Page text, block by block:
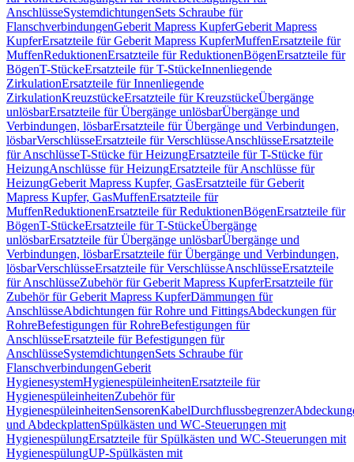
AnschlüsseSystemdichtungenSets Schraube für
FlanschverbindungenGeberit Mapress KupferGeberit Mapress
KupferErsatzteile für Geberit Mapress KupferMuffenErsatzteile für
MuffenReduktionenErsatzteile für ReduktionenBögenErsatzteile für
BögenT-StückeErsatzteile für T-StückeInnenliegende
ZirkulationErsatzteile für Innenliegende
ZirkulationKreuzstückeErsatzteile für KreuzstückeÜbergänge
unlösbarErsatzteile für Übergänge unlösbarÜbergänge und
Verbindungen, lösbarErsatzteile für Übergänge und Verbindungen,
lösbarVerschlüsseErsatzteile für VerschlüsseAnschlüsseErsatzteile
für AnschlüsseT-Stücke für HeizungErsatzteile für T-Stücke für
HeizungAnschlüsse für HeizungErsatzteile für Anschlüsse für
HeizungGeberit Mapress Kupfer, GasErsatzteile für Geberit
Mapress Kupfer, GasMuffenErsatzteile für
MuffenReduktionenErsatzteile für ReduktionenBögenErsatzteile für
BögenT-StückeErsatzteile für T-StückeÜbergänge
unlösbarErsatzteile für Übergänge unlösbarÜbergänge und
Verbindungen, lösbarErsatzteile für Übergänge und Verbindungen,
lösbarVerschlüsseErsatzteile für VerschlüsseAnschlüsseErsatzteile
für AnschlüsseZubehör für Geberit Mapress KupferErsatzteile für
Zubehör für Geberit Mapress KupferDämmungen für
AnschlüsseAbdichtungen für Rohre und FittingsAbdeckungen für
RohreBefestigungen für RohreBefestigungen für
AnschlüsseErsatzteile für Befestigungen für
AnschlüsseSystemdichtungenSets Schraube für
FlanschverbindungenGeberit
HygienesystemHygienespüleinheitenErsatzteile für
HygienespüleinheitenZubehör für
HygienespüleinheitenSensorenKabelDurchflussbegrenzer
und AbdeckplattenSpülkästen und WC-Steuerungen mit
HygienespülungErsatzteile für Spülkästen und WC-Steuerungen mit
HygienespülungUP-Spülkästen mit